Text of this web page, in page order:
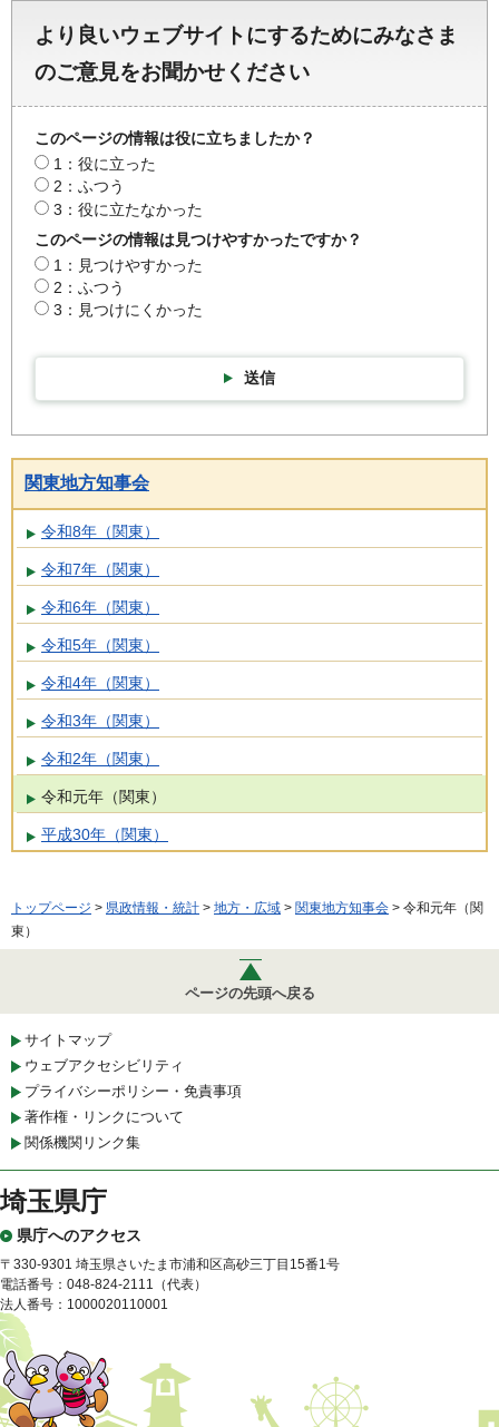
より良いウェブサイトにするためにみなさま
のご意見をお聞かせください
このページの情報は役に立ちましたか？
1：役に立った
2：ふつう
3：役に立たなかった
このページの情報は見つけやすかったですか？
1：見つけやすかった
2：ふつう
3：見つけにくかった
送信
関東地方知事会
令和8年（関東）
令和7年（関東）
令和6年（関東）
令和5年（関東）
令和4年（関東）
令和3年（関東）
令和2年（関東）
令和元年（関東）
平成30年（関東）
トップページ > 県政情報・統計 > 地方・広域 > 関東地方知事会 > 令和元年（関
東）
ページの先頭へ戻る
サイトマップ
ウェブアクセシビリティ
プライバシーポリシー・免責事項
著作権・リンクについて
関係機関リンク集
埼玉県庁
県庁へのアクセス
〒330-9301 埼玉県さいたま市浦和区高砂三丁目15番1号
電話番号：048-824-2111（代表）
法人番号：1000020110001